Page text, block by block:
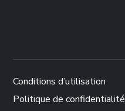
Conditions d’utilisation
Politique de confidentialité